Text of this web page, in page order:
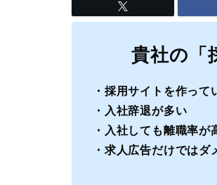
貴社の「
・採用サイトを作っ
・入社辞退が多い
・入社しても離職率が
・求人広告だけではダ